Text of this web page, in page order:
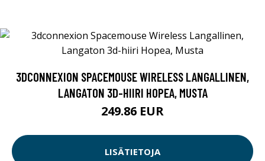
3DCONNEXION SPACEMOUSE WIRELESS LANGALLINEN,
LANGATON 3D-HIIRI HOPEA, MUSTA
249.86 EUR
LISÄTIETOJA